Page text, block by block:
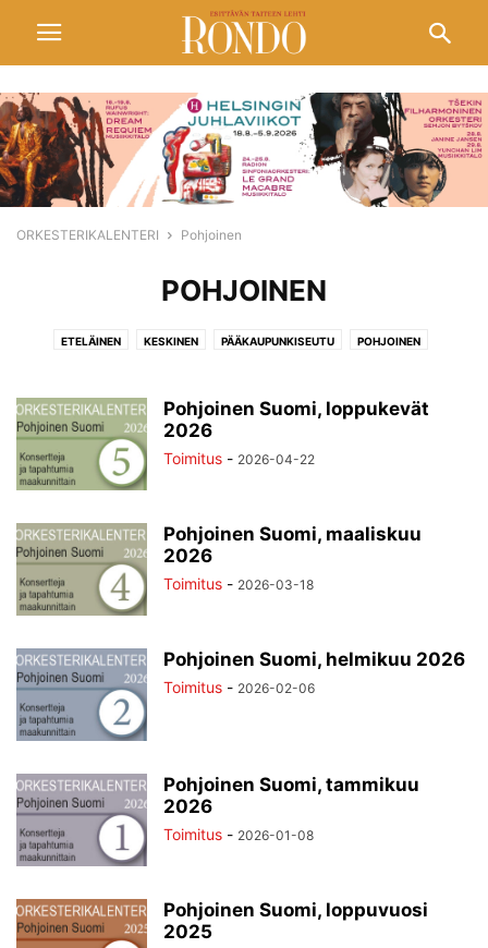
ORKESTERIKALENTERI Pohjoinen
POHJOINEN
ETELÄINEN KESKINEN PÄÄKAUPUNKISEUTU POHJOINEN
Pohjoinen Suomi, loppukevät
2026
Toimitus - 2026-04-22
Pohjoinen Suomi, maaliskuu
2026
Toimitus - 2026-03-18
Pohjoinen Suomi, helmikuu 2026
Toimitus - 2026-02-06
Pohjoinen Suomi, tammikuu
2026
Toimitus - 2026-01-08
Pohjoinen Suomi, loppuvuosi
2025